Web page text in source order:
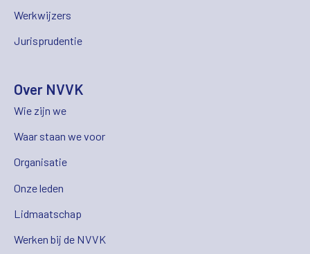
Werkwijzers
Jurisprudentie
Over NVVK
Wie zijn we
Waar staan we voor
Organisatie
Onze leden
Lidmaatschap
Werken bij de NVVK